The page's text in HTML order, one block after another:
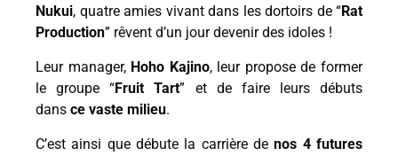
Nukui, quatre amies vivant dans les dortoirs de “Rat
Production” rêvent d’un jour devenir des idoles !
Leur manager, Hoho Kajino, leur propose de former
le groupe “Fruit Tart” et de faire leurs débuts
dans ce vaste milieu.
C’est ainsi que débute la carrière denos 4 futures